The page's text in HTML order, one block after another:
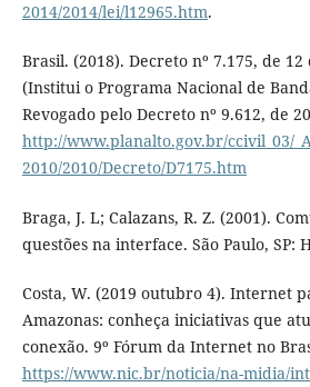
2014/2014/lei/l12965.htm.
Brasil. (2018). Decreto nº 7.175, de
(Institui o Programa Nacional de
Revogado pelo Decreto nº 9.612, de
http://www.planalto.gov.br/ccivil_03/
2010/2010/Decreto/D7175.htm
Braga, J. L; Calazans, R. Z. (2001).
questões na interface. São Paulo, SP:
Costa, W. (2019 outubro 4). Internet
Amazonas: conheça iniciativas que
conexão. 9º Fórum da Internet no
https://www.nic.br/noticia/na-midia/